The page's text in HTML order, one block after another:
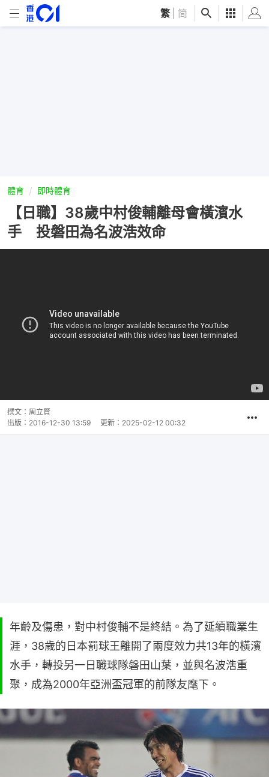
繁 简
體育 即時體育
【日職】38歲中村俊輔離母會橫濱水
手 投磐田為名波浩效命
撰文： 周立賢
出版： 2016-12-30 13:59 更新： 2025-02-12 00:32
年齡及傷患，對中村俊輔不是終結。為了延續職業生
涯，38歲的日本罰球王離開了兩度效力共13年的橫濱
水手，轉投另一日職球隊磐田山葉，並與名波浩重
聚，成為2000年亞洲盃冠軍的前隊友麾下。